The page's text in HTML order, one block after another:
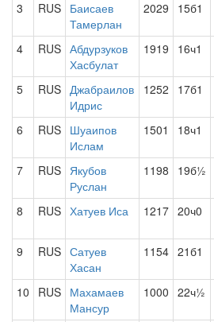
3 RUS Баисаев
Тамерлан
2029 15б1
4 RUS Абдурзуков
Хасбулат
1919 16ч1
5 RUS Джабраилов
Идрис
1252 17б1
6 RUS Шуаипов
Ислам
1501 18ч1
7 RUS Якубов
Руслан
1198 19б½
8 RUS Хатуев Иса 1217 20ч0
9 RUS Сатуев
Хасан
1154 21б1
10 RUS Махамаев
Мансур
1000 22ч½